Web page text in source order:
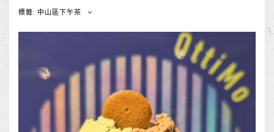
標籤: 中山區下午茶